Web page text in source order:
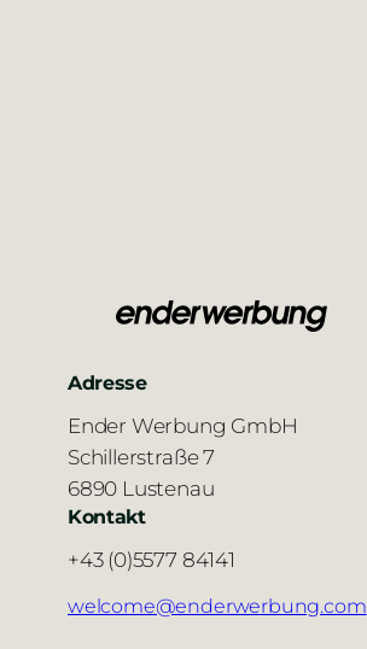
Adresse
Ender Werbung GmbH
Schillerstraße 7
6890 Lustenau
Kontakt
+43 (0)5577 84141
welcome@enderwerbung.com